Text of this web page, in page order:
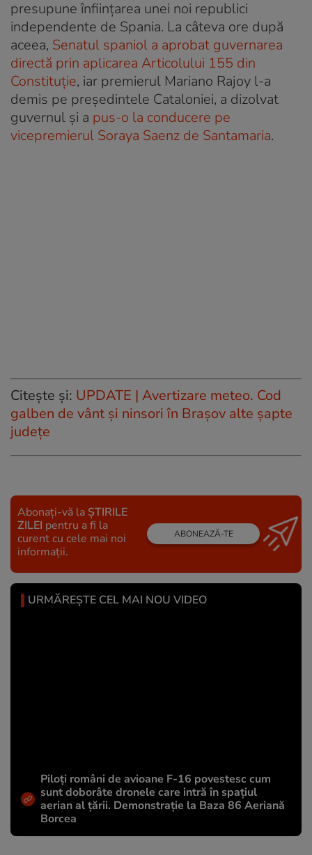
presupune înființarea unei noi republici
independente de Spania. La câteva ore după
aceea, Senatul spaniol a aprobat guvernarea
directă prin aplicarea Articolului 155 din
Constituție, iar premierul Mariano Rajoy l-a
demis pe președintele Cataloniei, a dizolvat
guvernul și a pus-o la conducere pe
vicepremierul Soraya Saenz de Santamaria.
Citește și: UPDATE | Avertizare meteo. Cod
galben de vânt şi ninsori în Brașov alte șapte
județe
Abonați-vă la ȘTIRILE
ZILEI pentru a fi la
curent cu cele mai noi
informații.
ABONEAZĂ-TE
URMĂREȘTE CEL MAI NOU VIDEO
Piloți români de avioane F-16 povestesc cum
sunt doborâte dronele care intră în spațiul
aerian al țării. Demonstrație la Baza 86 Aeriană
Borcea